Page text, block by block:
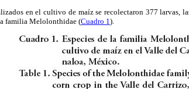
en el cultivo de maíz se recolectaron 377 larvas,
familia Melolonthidae (Cuadro 1 ).